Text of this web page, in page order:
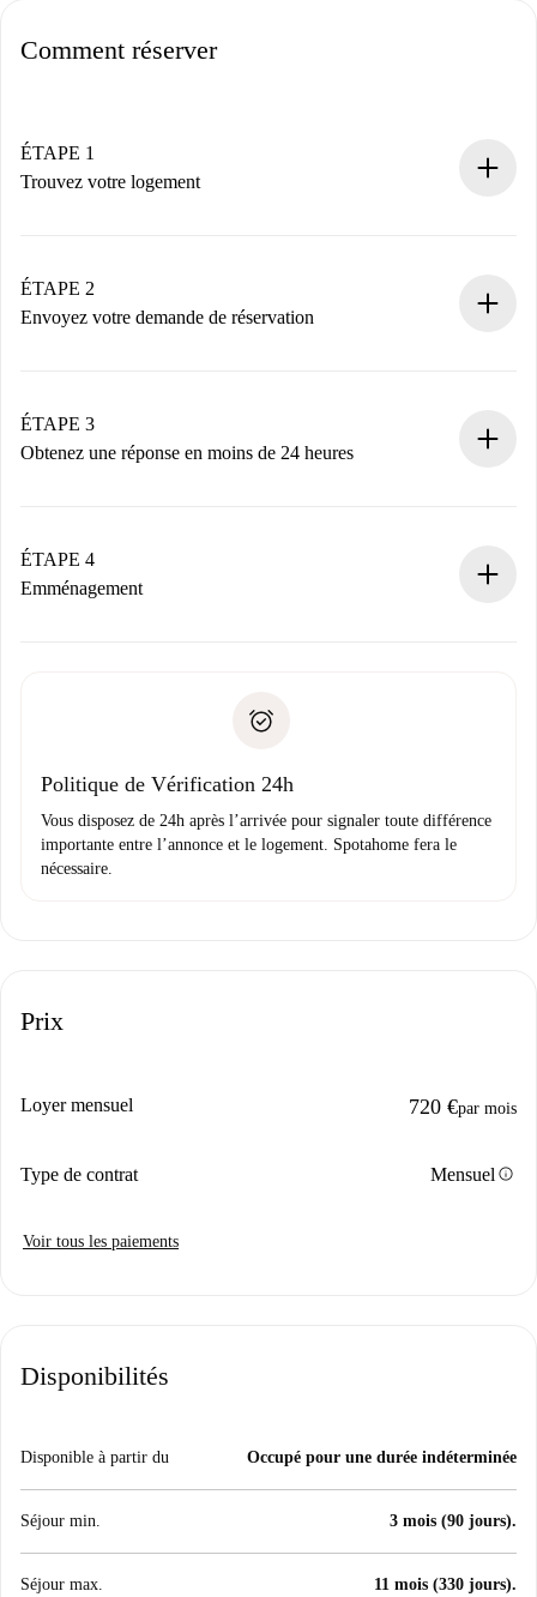
Comment réserver
ÉTAPE 1
Trouvez votre logement
Vous disposez à l’avance de toutes les informations
nécessaires.
ÉTAPE 2
Envoyez votre demande de réservation
Nous ne vous facturerons rien tant que le propriétaire
n’aura pas accepté.
ÉTAPE 3
Obtenez une réponse en moins de 24 heures
contact avec le propriétaire.
Si refusé : aucun prélèvement et nous vous proposerons
Justificatif de solvabilité
ÉTAPE 4
Emménagement
uniquement si aucun problème n'est signalé.
Politique de Vérification 24h
Vous disposez de 24h après l’arrivée pour signaler toute différence
importante entre l’annonce et le logement. Spotahome fera le
nécessaire.
Prix
Loyer mensuel 720 €par mois
Type de contrat Mensuel info
Voir tous les paiements
Disponibilités
Disponible à partir du Occupé pour une durée indéterminée
Séjour min. 3 mois (90 jours).
Séjour max. 11 mois (330 jours).